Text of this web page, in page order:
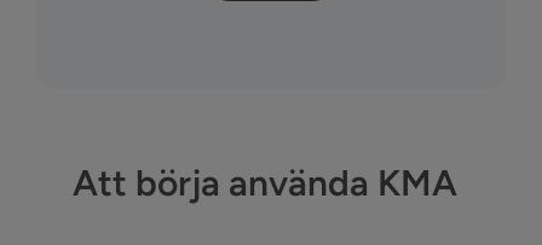
Att börja använda KMA